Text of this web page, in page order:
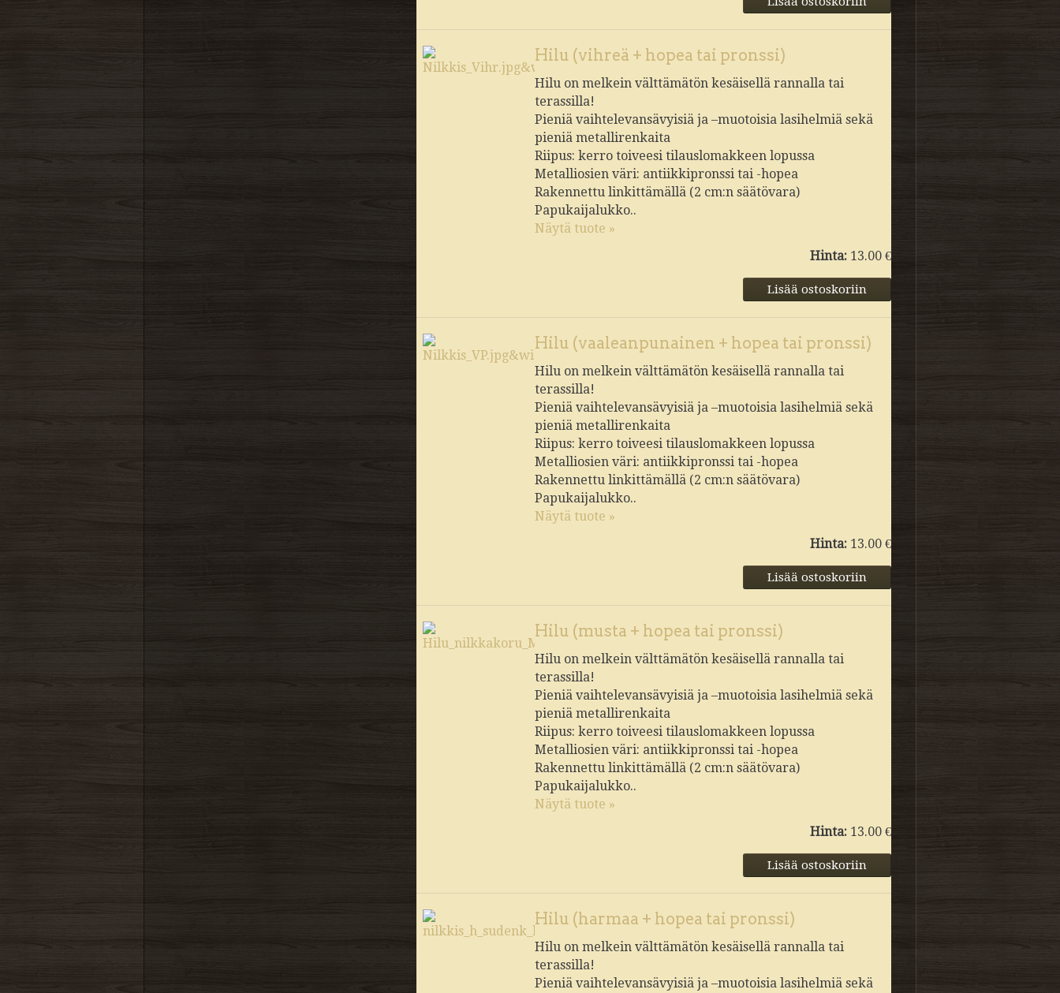
Hilu (vihreä + hopea tai pronssi)
Hilu on melkein välttämätön kesäisellä rannalla tai
terassilla!
Pieniä vaihtelevansävyisiä ja –muotoisia lasihelmiä sekä
pieniä metallirenkaita
Riipus: kerro toiveesi tilauslomakkeen lopussa
Metalliosien väri: antiikkipronssi tai -hopea
Rakennettu linkittämällä (2 cm:n säätövara)
Papukaijalukko..
Näytä tuote »
Hinta: 13.00 €
Hilu (vaaleanpunainen + hopea tai pronssi)
Hilu on melkein välttämätön kesäisellä rannalla tai
terassilla!
Pieniä vaihtelevansävyisiä ja –muotoisia lasihelmiä sekä
pieniä metallirenkaita
Riipus: kerro toiveesi tilauslomakkeen lopussa
Metalliosien väri: antiikkipronssi tai -hopea
Rakennettu linkittämällä (2 cm:n säätövara)
Papukaijalukko..
Näytä tuote »
Hinta: 13.00 €
Hilu (musta + hopea tai pronssi)
Hilu on melkein välttämätön kesäisellä rannalla tai
terassilla!
Pieniä vaihtelevansävyisiä ja –muotoisia lasihelmiä sekä
pieniä metallirenkaita
Riipus: kerro toiveesi tilauslomakkeen lopussa
Metalliosien väri: antiikkipronssi tai -hopea
Rakennettu linkittämällä (2 cm:n säätövara)
Papukaijalukko..
Näytä tuote »
Hinta: 13.00 €
Hilu (harmaa + hopea tai pronssi)
Hilu on melkein välttämätön kesäisellä rannalla tai
terassilla!
Pieniä vaihtelevansävyisiä ja –muotoisia lasihelmiä sekä